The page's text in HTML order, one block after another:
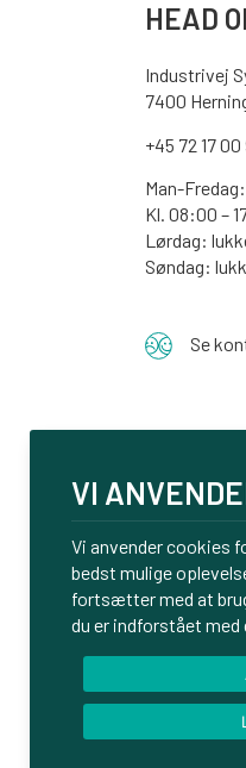
HEAD
Industrivej
7400
+45 72 17 00
Man-Fredag:
Kl. 08:00 –
Lørdag:
Søndag:
Se
VI
Vi anvender cookies
bedst mulige
fortsætter med at
du er indforstået med